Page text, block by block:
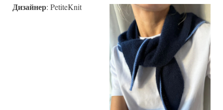
Дизайнер: PetiteKnit